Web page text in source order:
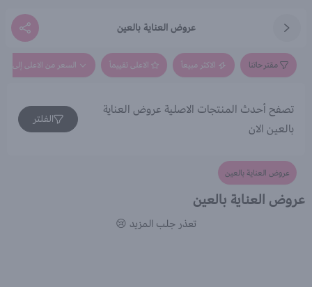
عروض العناية بالعين
مقترحاتنا الاكثر مبيعاً الاعلى تقييماً السعر من الاعلى إلى
تصفح أحدث المنتجات الاصلية عروض العناية
بالعين الان
الفلتر
عروض العناية بالعين
عروض العناية بالعين
تعذر جلب المزيد 😢